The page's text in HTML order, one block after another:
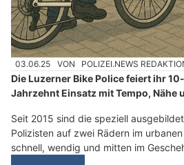
03.06.25 VON POLIZEI.NEWS
Die Luzerner Bike Police feiert ihr
Jahrzehnt Einsatz mit Tempo, Nähe
Seit 2015 sind die speziell
Polizisten auf zwei Rädern im
schnell, wendig und mitten im